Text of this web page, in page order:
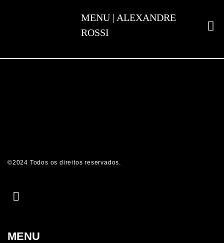
©2024 Todos os direitos reservados.
MENU